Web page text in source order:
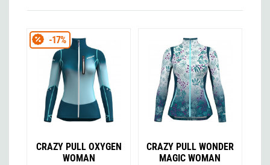
CRAZY PULL OXYGEN
WOMAN
-17%
CRAZY PULL WONDER
MAGIC WOMAN